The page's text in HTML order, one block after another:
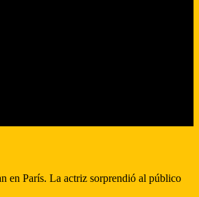
en París. La actriz sorprendió al público